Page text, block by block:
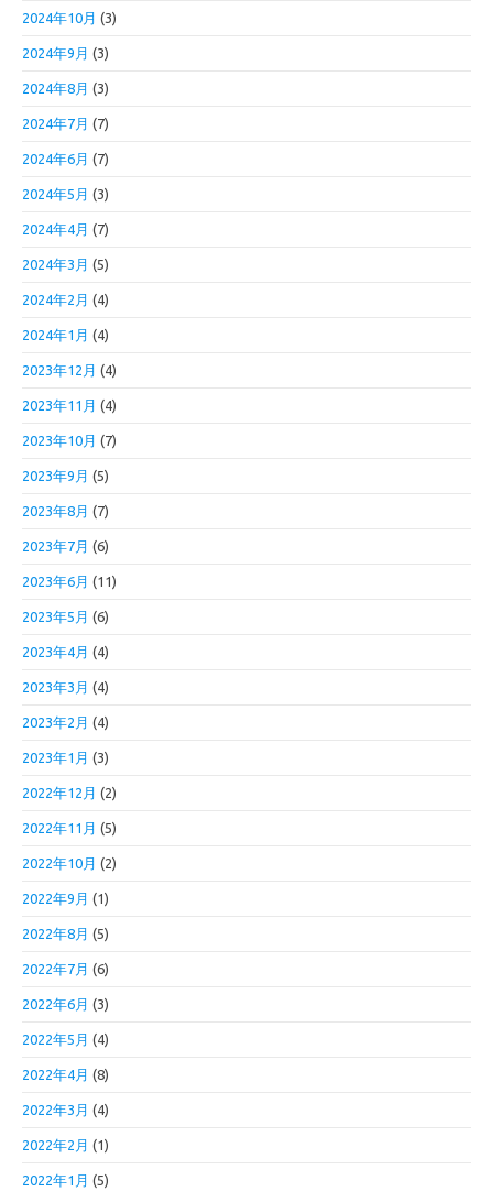
2024年10月 (3)
2024年9月 (3)
2024年8月 (3)
2024年7月 (7)
2024年6月 (7)
2024年5月 (3)
2024年4月 (7)
2024年3月 (5)
2024年2月 (4)
2024年1月 (4)
2023年12月 (4)
2023年11月 (4)
2023年10月 (7)
2023年9月 (5)
2023年8月 (7)
2023年7月 (6)
2023年6月 (11)
2023年5月 (6)
2023年4月 (4)
2023年3月 (4)
2023年2月 (4)
2023年1月 (3)
2022年12月 (2)
2022年11月 (5)
2022年10月 (2)
2022年9月 (1)
2022年8月 (5)
2022年7月 (6)
2022年6月 (3)
2022年5月 (4)
2022年4月 (8)
2022年3月 (4)
2022年2月 (1)
2022年1月 (5)